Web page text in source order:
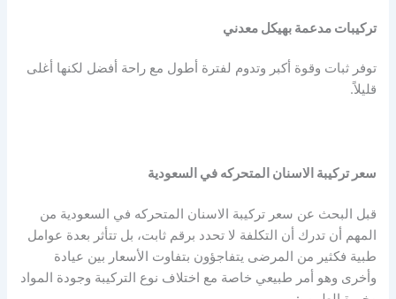
تركيبات مدعمة بهيكل معدني
توفر ثبات وقوة أكبر وتدوم لفترة أطول مع راحة أفضل لكنها أغلى
قليلاً.
سعر تركيبة الاسنان المتحركه في السعودية
قبل البحث عن سعر تركيبة الاسنان المتحركه في السعودية من
المهم أن تدرك أن التكلفة لا تحدد برقم ثابت، بل تتأثر بعدة عوامل
طبية فكثير من المرضى يتفاجؤون بتفاوت الأسعار بين عيادة
وأخرى وهو أمر طبيعي خاصة مع اختلاف نوع التركيبة وجودة المواد